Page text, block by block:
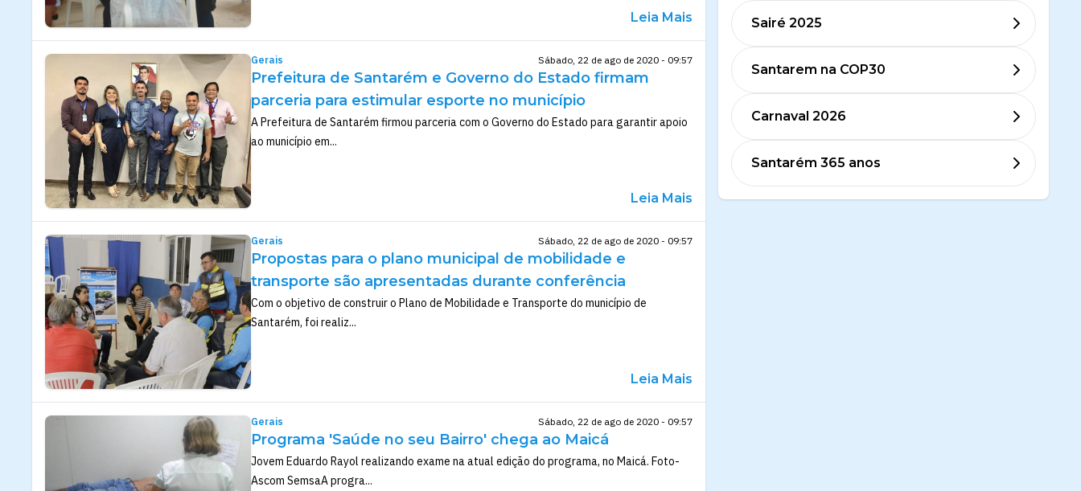
Leia Mais
Gerais Sábado, 22 de ago de 2020 - 09:57
Prefeitura de Santarém e Governo do Estado firmam
parceria para estimular esporte no município
A Prefeitura de Santarém firmou parceria com o Governo do Estado para garantir apoio
ao município em...
Leia Mais
Gerais Sábado, 22 de ago de 2020 - 09:57
Propostas para o plano municipal de mobilidade e
transporte são apresentadas durante conferência
Com o objetivo de construir o Plano de Mobilidade e Transporte do município de
Santarém, foi realiz...
Leia Mais
Gerais Sábado, 22 de ago de 2020 - 09:57
Programa 'Saúde no seu Bairro' chega ao Maicá
Jovem Eduardo Rayol realizando exame na atual edição do programa, no Maicá. Foto-
Ascom SemsaA progra...
Sairé 2025
Santarem na COP30
Carnaval 2026
Santarém 365 anos